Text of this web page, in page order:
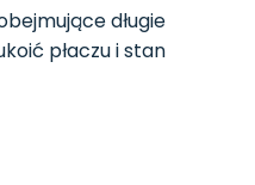
długie
płaczu i stan